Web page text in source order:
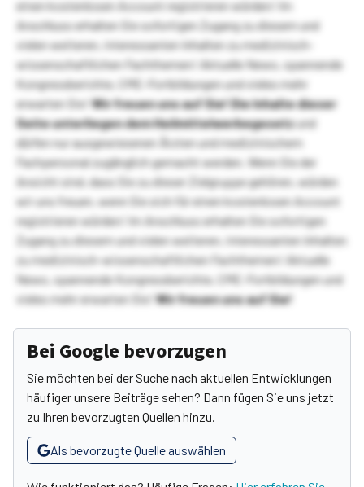
einen kostenlosen Account registrieren würden! Im
Anschluss erhalten Sie sofortigen Zugang zu diesem und
vielen weiteren, interessanten Inhalten zu medizinisch-
wissenschaftlichen Fachthemen! Aktuelle News, spannende
Kongressberichte, CME-Fortbildungen und vieles mehr
erwarten Sie!Wir freuen uns auf Sie!Die Inhalte dieser
Seite unterliegen dem Heilmittelwerbegesetzund
dürfen nur ausgewiesenen Ärzten und medizinischem
Fachpersonal zugänglich gemacht werden. Wenn Sie der
Ansicht sind, dass Sie zu dieser Zielgruppe gehören, würden
wir uns freuen, wenn Sie sich für einen kostenlosen Account
registrieren würden! Im Anschluss erhalten Sie sofortigen
Zugang zu diesem und vielen weiteren, interessanten Inhalten
zu medizinisch-wissenschaftlichen Fachthemen! Aktuelle
News, spannende Kongressberichte, CME-Fortbildungen und
vieles mehr erwarten Sie!Wir freuen uns auf Sie!
Bei Google bevorzugen
Sie möchten bei der Suche nach aktuellen Entwicklungen
häufiger unsere Beiträge sehen? Dann fügen Sie uns jetzt
zu Ihren bevorzugten Quellen hinzu.
Als bevorzugte Quelle auswählen